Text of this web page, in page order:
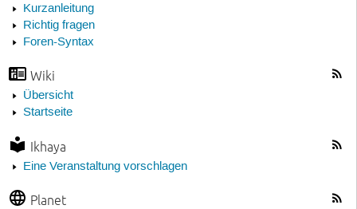
Kurzanleitung
Richtig fragen
Foren-Syntax
Wiki
Übersicht
Startseite
Ikhaya
Eine Veranstaltung vorschlagen
Planet